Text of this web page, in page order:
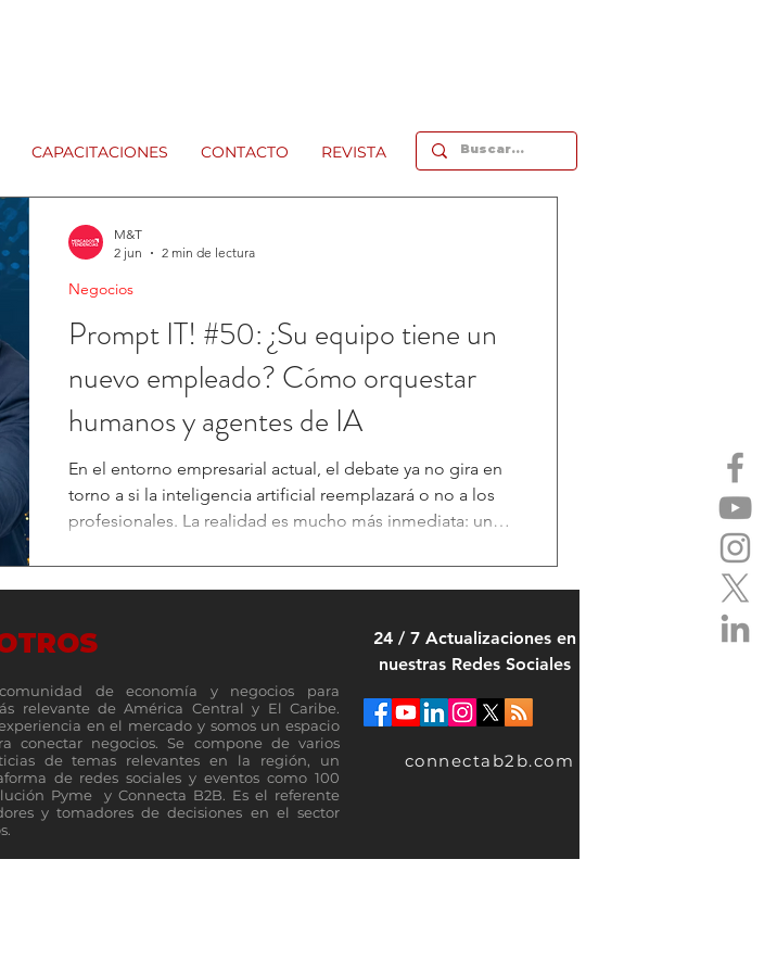
CAPACITACIONES CONTACTO REVISTA
Prompt IT! #50: ¿Su equipo tiene un
nuevo empleado? Cómo orquestar
humanos y agentes de IA
En el entorno empresarial actual, el debate ya no gira en
torno a si la inteligencia artificial reemplazará o no a los
profesionales. La realidad es mucho más inmediata: un
organizaciones. No firma contratos, no solicita vacaciones
operativos cada minuto. Se trata de los agentes de
inteligencia artificial. (M&T)-. En esta edició
Negocios
M&T
2 jun
2 min de lectura
de economía y negocios para
relevante de América Central y El Caribe.
en el mercado y somos un espacio
conectar negocios. Se compone de varios
de temas relevantes en la región, un
de redes sociales y eventos como 100
Pyme y Connecta B2B. Es el referente
y tomadores de decisiones en el sector
24 / 7 Actualizaciones en
nuestras Redes Sociales
connectab2b.com